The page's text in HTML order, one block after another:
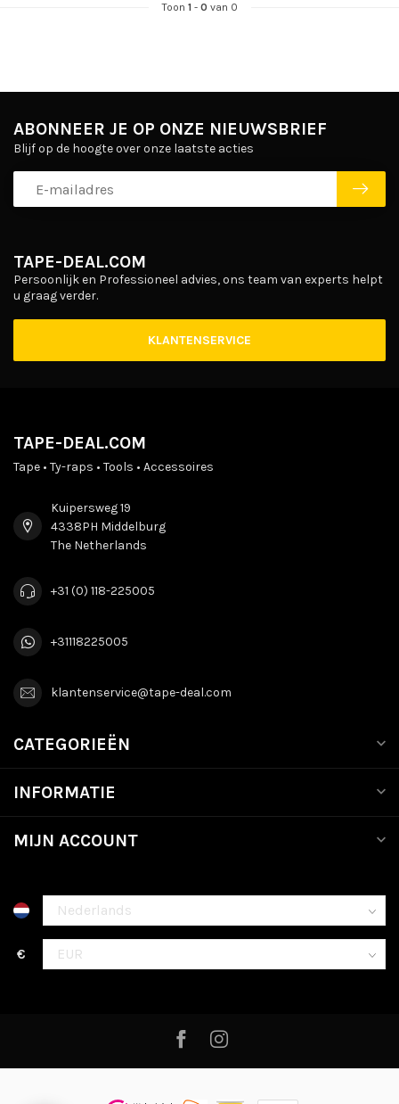
Toon 1- 0 van 0
TAPE-DEAL.COM
Persoonlijk en Professioneel advies, ons team van experts helpt
u graag verder.
KLANTENSERVICE
ABONNEER JE OP ONZE NIEUWSBRIEF
Blijf op de hoogte over onze laatste acties
TAPE-DEAL.COM
Tape • Ty-raps • Tools • Accessoires
Kuipersweg 19
4338PH Middelburg
The Netherlands
+31 (0) 118-225005
+31118225005
klantenservice@tape-deal.com
CATEGORIEËN
INFORMATIE
MIJN ACCOUNT
€